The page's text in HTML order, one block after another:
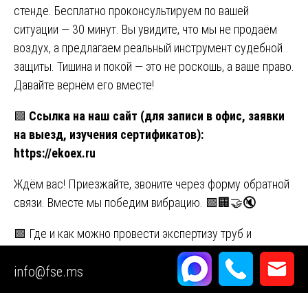
стенде. Бесплатно проконсультируем по вашей
ситуации — 30 минут. Вы увидите, что мы не продаём
воздух, а предлагаем реальный инструмент судебной
защиты. Тишина и покой — это не роскошь, а ваше право.
Давайте вернём его вместе!
🟩 Ссылка на наш сайт (для записи в офис, заявки
на выезд, изучения сертификатов):
https://ekoex.ru
Ждём вас! Приезжайте, звоните через форму обратной
связи. Вместе мы победим вибрацию. 🟩🏢🤝🔇
Навигация
по
🟩 Где и как можно провести экспертизу труб и
инженерных сетей водоснабжения (ХВС и ГВС) и
водоотведения (канализации)
🟩 Экспертиза звукоизоляции межэтажных перекрытий
info@fse.ms